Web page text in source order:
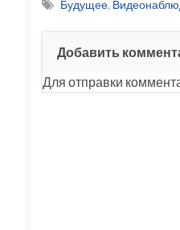
Будущее,
Добавить
Для отправки